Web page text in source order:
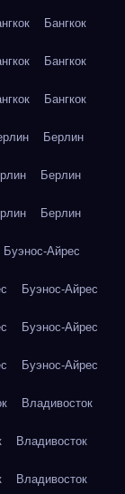
Бангкок
Бангкок
Бангкок
Берлин
Берлин
Берлин
Буэнос-Айрес
Буэнос-Айрес
Буэнос-Айрес
Буэнос-Айрес
Владивосток
Владивосток
Владивосток